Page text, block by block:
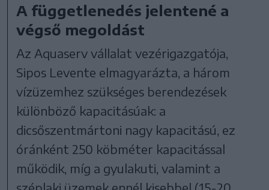
A függetlenedés jelentené a
végső megoldást
Az Aquaserv vállalat vezérigazgatója,
Sipos Levente elmagyarázta, a három
vízüzemhez szükséges berendezések
különböző kapacitásúak: a
dicsőszentmártoni nagy kapacitású, ez
óránként 250 köbméter kapacitással
működik, míg a gyulakuti, valamint a